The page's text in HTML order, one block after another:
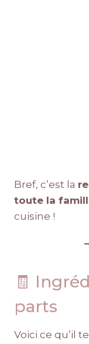
Bref, c’est la
toute la
cuisine !
🧾
parts
Voici ce qu’il